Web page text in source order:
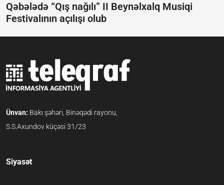
Qəbələdə “Qış nağılı” II Beynəlxalq Musiqi
Festivalının açılışı olub
Ünvan: Bakı şəhəri, Binəqədi rayonu,
S.S.Axundov küçəsi 31/23
Siyasət